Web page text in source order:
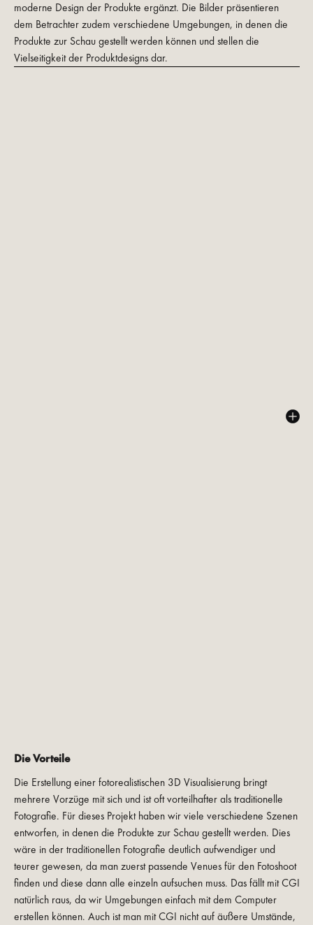
moderne Design der Produkte ergänzt. Die Bilder präsentieren
dem Betrachter zudem verschiedene Umgebungen, in denen die
Produkte zur Schau gestellt werden können und stellen die
Vielseitigkeit der Produktdesigns dar.
Die Vorteile
Die Erstellung einer fotorealistischen 3D Visualisierung bringt
mehrere Vorzüge mit sich und ist oft vorteilhafter als traditionelle
Fotografie. Für dieses Projekt haben wir viele verschiedene Szenen
entworfen, in denen die Produkte zur Schau gestellt werden. Dies
wäre in der traditionellen Fotografie deutlich aufwendiger und
teurer gewesen, da man zuerst passende Venues für den Fotoshoot
finden und diese dann alle einzeln aufsuchen muss. Das fällt mit CGI
natürlich raus, da wir Umgebungen einfach mit dem Computer
erstellen können. Auch ist man mit CGI nicht auf äußere Umstände,